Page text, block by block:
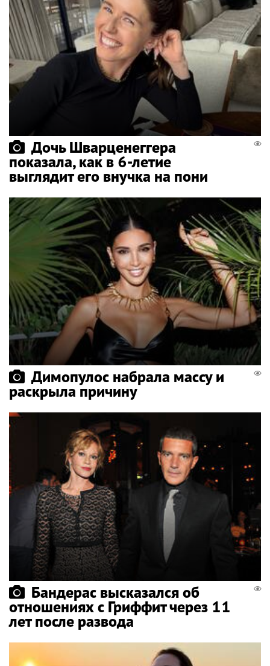
Дочь Шварценеггера
показала, как в 6-летие
выглядит его внучка на пони
Димопулос набрала массу и
раскрыла причину
Бандерас высказался об
отношениях с Гриффит через 11
лет после развода